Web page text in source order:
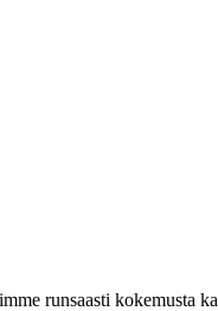
runsaasti kokemusta